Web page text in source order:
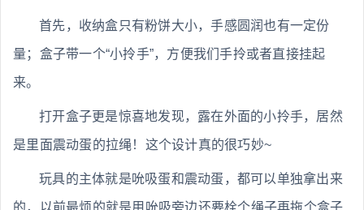
首先，收纳盒只有粉饼大小，手感圆润也有一定份
量；盒子带一个“小拎手”，方便我们手拎或者直接挂起
来。
打开盒子更是惊喜地发现，露在外面的小拎手，居然
是里面震动蛋的拉绳！这个设计真的很巧妙~
玩具的主体就是吮吸蛋和震动蛋，都可以单独拿出来